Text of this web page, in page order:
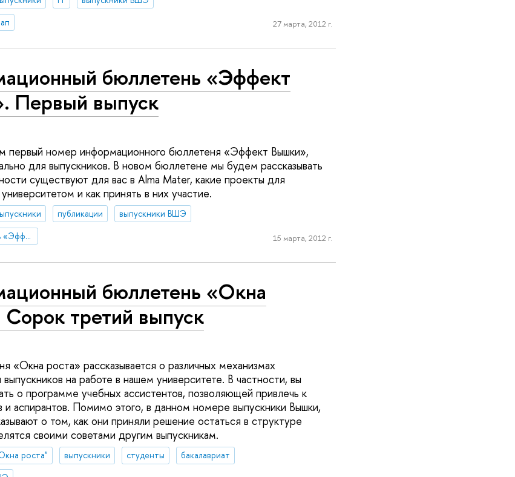
27 марта, 2012 г.
бюллетень «Эффект
Первый выпуск
первый номер информационного бюллетеня «Эффект Вышки»,
для выпускников. В новом бюллетене мы будем рассказывать
существуют для вас в Alma Mater, какие проекты для
и как принять в них участие.
публикации
выпускники ВШЭ
информационный бюллетень «Эффект Вышки»
15 марта, 2012 г.
бюллетень «Окна
Сорок третий выпуск
«Окна роста» рассказывается о различных механизмах
на работе в нашем университете. В частности, вы
о программе учебных ассистентов, позволяющей привлечь к
аспирантов. Помимо этого, в данном номере выпускники Вышки,
о том, как они приняли решение остаться в структуре
своими советами другим выпускникам.
роста" выпускники студенты
бакалавриат